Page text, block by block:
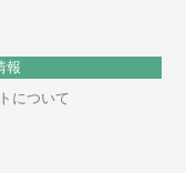
報
について